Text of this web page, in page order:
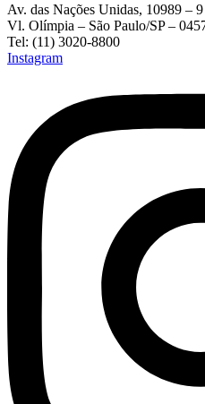
Av. das Nações Unidas, 10989 – 9
Vl. Olímpia – São Paulo/SP –
Tel: (11) 3020-8800
Instagram